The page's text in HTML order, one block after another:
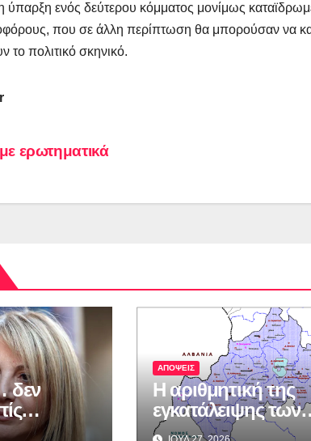
ύπαρξη ενός δεύτερου κόμματος μονίμως
που σε άλλη περίπτωση θα μπορούσαν να
το πολιτικό σκηνικό.
ερωτηματικά
δεν
ΑΠΟΨΕΙΣ
Η αριθμητική της
εγκατάλειψης των
παραμεθόριων